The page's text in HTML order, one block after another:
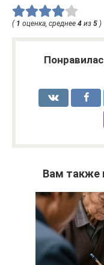
( 1 оценка, среднее 4 из 5 )
Вам также